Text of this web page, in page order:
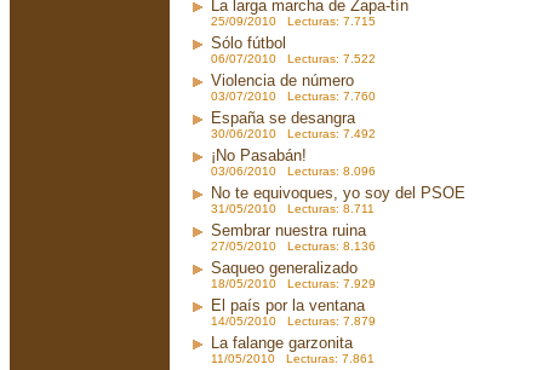
La larga marcha de Zapa-tín
25/09/2010 Lecturas: 7.715
Sólo fútbol
06/07/2010 Lecturas: 7.522
Violencia de número
03/07/2010 Lecturas: 7.760
España se desangra
30/06/2010 Lecturas: 7.492
¡No Pasabán!
03/06/2010 Lecturas: 8.096
No te equivoques, yo soy del PSOE
31/05/2010 Lecturas: 8.711
Sembrar nuestra ruina
27/05/2010 Lecturas: 8.136
Saqueo generalizado
18/05/2010 Lecturas: 7.929
El país por la ventana
14/05/2010 Lecturas: 7.879
La falange garzonita
11/05/2010 Lecturas: 7.861